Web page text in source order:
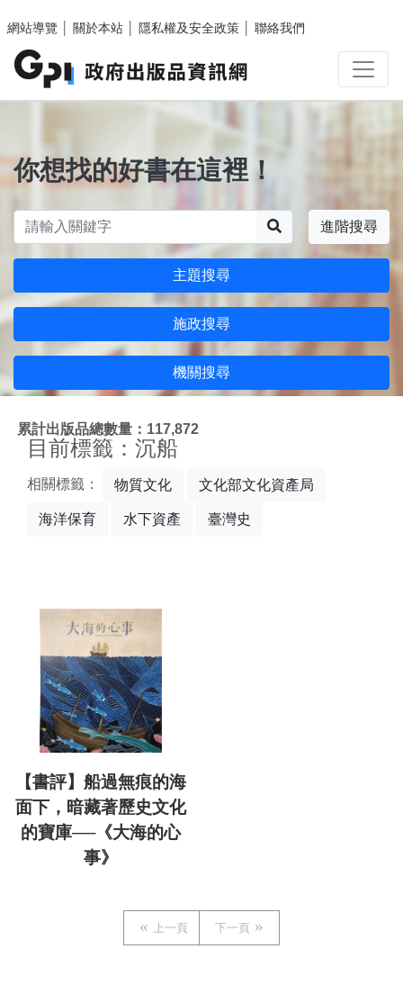
網站導覽
關於本站 隱私權及安全政策 聯絡我們
你想找的好書在這裡！
進階搜尋
主題搜尋
施政搜尋
機關搜尋
累計出版品總數量：117,872
目前標籤：沉船
相關標籤： 物質文化 文化部文化資產局
海洋保育 水下資產 臺灣史
【書評】船過無痕的海
面下，暗藏著歷史文化
的寶庫──《大海的心
事》
上一頁 下一頁